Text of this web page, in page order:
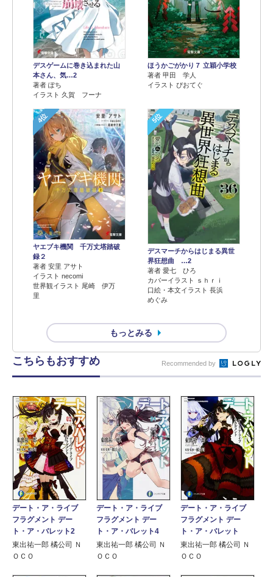
デスゲームに巻き込まれた山
本さん、気…2
著者 ぽち
イラスト 久賀 フーナ
ほうかごがかり７ 立穎小学校
著者 甲田 学人
イラスト ぴおてぐ
4位
ヤエブキ機関 千万丈塔踏破
録２
著者 安里 アサト
イラスト necomi
世界観イラスト 尾崎 伊万
里
5位
デスマーチからはじまる異世
界狂想曲 …2
著者 愛七 ひろ
カバーイラスト ｓｈｒｉ
口絵・本文イラスト 長浜
めぐみ
もっとみる
こちらもおすすめ Recommended by
デート・ア・ライブ
フラグメント デー
ト・ア・バレット2
東出祐一郎 橘公司 Ｎ
ＯＣＯ
デート・ア・ライブ
フラグメント デー
ト・ア・バレット4
東出祐一郎 橘公司 Ｎ
ＯＣＯ
デート・ア・ライブ
フラグメント デー
ト・ア・バレット
東出祐一郎 橘公司 Ｎ
ＯＣＯ